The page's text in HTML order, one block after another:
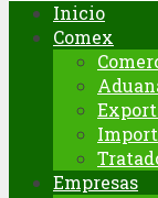
Inicio
Comex
Empresas